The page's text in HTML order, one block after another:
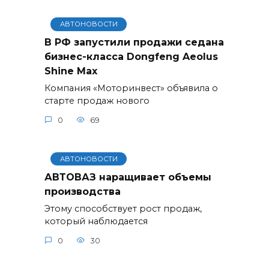
АВТОНОВОСТИ
В РФ запустили продажи седана
бизнес-класса Dongfeng Aeolus
Shine Max
Компания «Моторинвест» объявила о
старте продаж нового
0 69
АВТОНОВОСТИ
АВТОВАЗ наращивает объемы
производства
Этому способствует рост продаж,
который наблюдается
0 30